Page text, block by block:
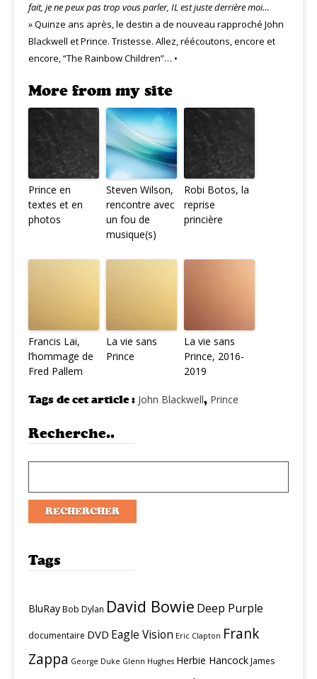
fait, je ne peux pas trop vous parler, IL est juste derrière moi…
»Quinze ans après, le destin a de nouveau rapproché John
Blackwell et Prince. Tristesse. Allez, réécoutons, encore et
encore, “The Rainbow Children”… •
More from my site
Prince en
textes et en
photos
Steven Wilson,
rencontre avec
un fou de
musique(s)
Robi Botos, la
reprise
princière
Francis Lai,
l’hommage de
Fred Pallem
La vie sans
Prince
La vie sans
Prince, 2016-
2019
Tags de cet article : John Blackwell, Prince
Recherche..
Tags
BluRayBob Dylan David Bowie Deep Purple
documentaire DVD Eagle Vision Eric Clapton Frank
Zappa George Duke Glenn Hughes Herbie HancockJames